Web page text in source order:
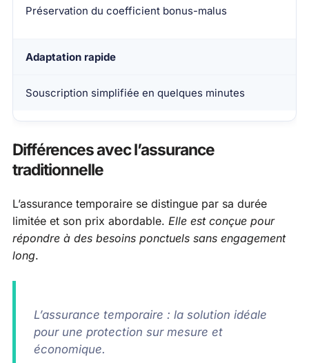
Préservation du coefficient bonus-malus
Adaptation rapide
Souscription simplifiée en quelques minutes
Différences avec l’assurance
traditionnelle
L’assurance temporaire se distingue par sa durée
limitée et son prix abordable. Elle est conçue pour
répondre à des besoins ponctuels sans engagement
long.
L’assurance temporaire : la solution idéale
pour une protection sur mesure et
économique.